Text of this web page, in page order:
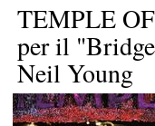
TEMPLE
per il
Neil Young